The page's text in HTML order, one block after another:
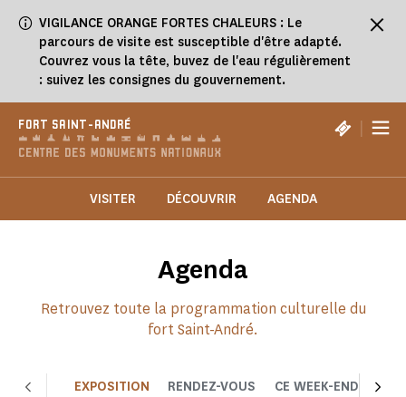
VIGILANCE ORANGE FORTES CHALEURS : Le
parcours de visite est susceptible d'être adapté.
Couvrez vous la tête, buvez de l'eau régulièrement
: suivez les consignes du gouvernement.
FORT SAINT-ANDRÉ |
VISITER DÉCOUVRIR AGENDA
Agenda
Retrouvez toute la programmation culturelle du
fort Saint-André.
EXPOSITION RENDEZ-VOUS CE WEEK-END